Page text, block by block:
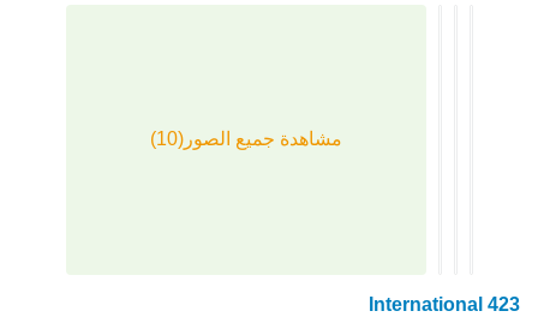
International